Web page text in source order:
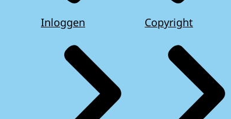
Inloggen Copyright